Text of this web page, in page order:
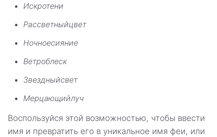
Искротени
Рассветныйцвет
Ночноесияние
Ветроблеск
Звездныйсвет
Мерцающийлуч
Воспользуйся этой возможностью, чтобы ввести
имя и превратить его в уникальное имя феи, или